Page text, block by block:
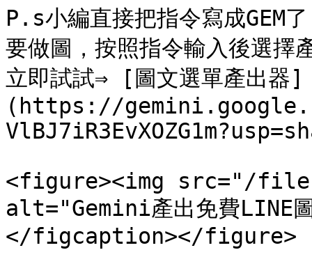
P.s小編直接把指令寫成GEM
要做圖，按照指令輸入後選擇
立即試試⇒ [圖文選單產出器]
(https://
<figure><img src="/files/
alt="Gemini產出免費LINE
</figcaption></figure>